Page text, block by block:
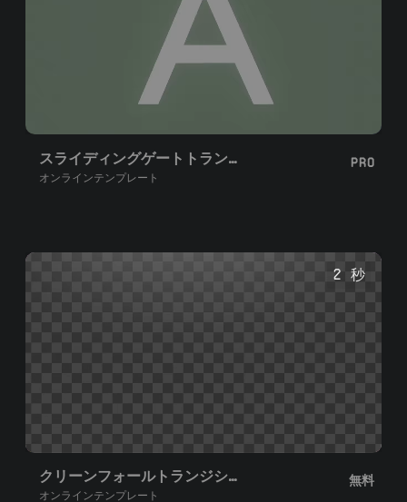
スライディングゲートトランジション
オンラインテンプレート
PRO
2 秒
クリーンフォールトランジションプリセット
オンラインテンプレート
無料